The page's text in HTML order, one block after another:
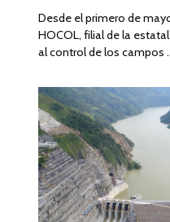
Desde el primero de
HOCOL, filial de la
al control de los campos